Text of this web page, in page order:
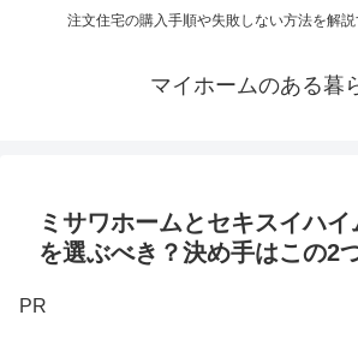
注文住宅の購入手順や失敗しない方法を解説
マイホームのある暮
ミサワホームとセキスイハ
を選ぶべき？決め手はこの2
PR